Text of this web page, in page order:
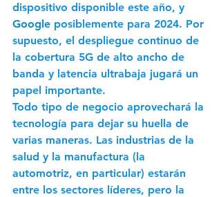
dispositivo disponible este año, y
Google posiblemente para 2024. Por
supuesto, el despliegue continuo de
la cobertura 5G de alto ancho de
banda y latencia ultrabaja jugará un
papel importante.
Todo tipo de negocio aprovechará la
tecnología para dejar su huella de
varias maneras. Las industrias de la
salud y la manufactura (la
automotriz, en particular) estarán
entre los sectores líderes, pero la